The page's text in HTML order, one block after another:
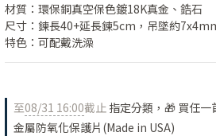
材質：環保銅真空保色鍍18K真金、鋯石
尺寸：鍊長40+延長鍊5cm，吊墜約
特色：可配戴洗澡
至08/31 16:00截止 指定分類，🎁 買任一
金屬防氧化保護片(Made in USA)